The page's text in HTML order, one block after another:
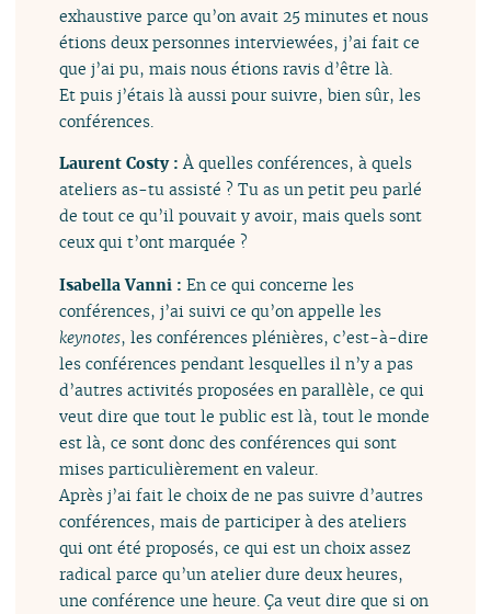
exhaustive parce qu’on avait 25 minutes et nous
étions deux personnes interviewées, j’ai fait ce
que j’ai pu, mais nous étions ravis d’être là.
Et puis j’étais là aussi pour suivre, bien sûr, les
conférences.
Laurent Costy :À quelles conférences, à quels
ateliers as-tu assisté ? Tu as un petit peu parlé
de tout ce qu’il pouvait y avoir, mais quels sont
ceux qui t’ont marquée ?
Isabella Vanni :En ce qui concerne les
conférences, j’ai suivi ce qu’on appelle les
keynotes, les conférences plénières, c’est-à-dire
les conférences pendant lesquelles il n’y a pas
d’autres activités proposées en parallèle, ce qui
veut dire que tout le public est là, tout le monde
est là, ce sont donc des conférences qui sont
mises particulièrement en valeur.
Après j’ai fait le choix de ne pas suivre d’autres
conférences, mais de participer à des ateliers
qui ont été proposés, ce qui est un choix assez
radical parce qu’un atelier dure deux heures,
une conférence une heure. Ça veut dire que si on